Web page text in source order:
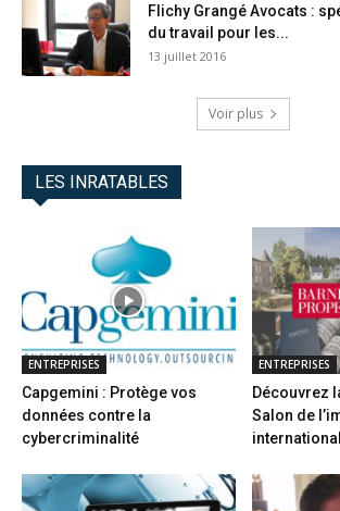
Flichy Grangé Avocats :
du travail pour les...
13 juillet 2016
Voir plus
LES INRATABLES
ENTREPRISES
Capgemini : Protège vos
données contre la
cybercriminalité
ENTREPRISES
Découvrez
Salon de